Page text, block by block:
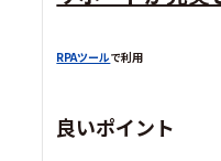
RPAツールで利用
良いポイント